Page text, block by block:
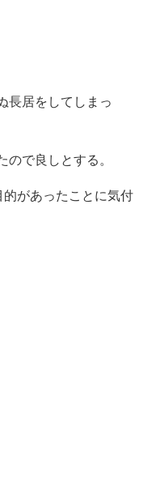
長居をしてしまっ
ので良しとする。
的があったことに気付